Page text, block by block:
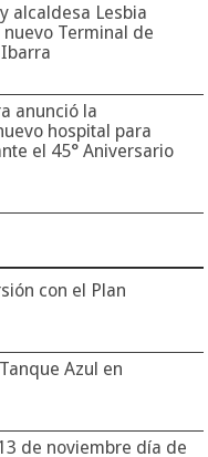
alcaldesa Lesbia
Terminal de
anunció la
hospital para
el 45° Aniversario
con el Plan
Azul en
de noviembre día de